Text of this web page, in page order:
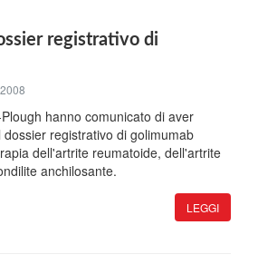
registrativo di
hanno comunicato di aver
registrativo di golimumab
dell'artrite reumatoide, dell'artrite
anchilosante.
LEGGI